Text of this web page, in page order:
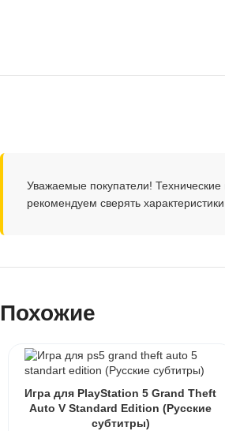
Уважаемые покупатели!
рекомендуем сверять
Похожие
Игра для PlayStation 5 Grand Theft
Auto V Standard Edition (Русские
субтитры)